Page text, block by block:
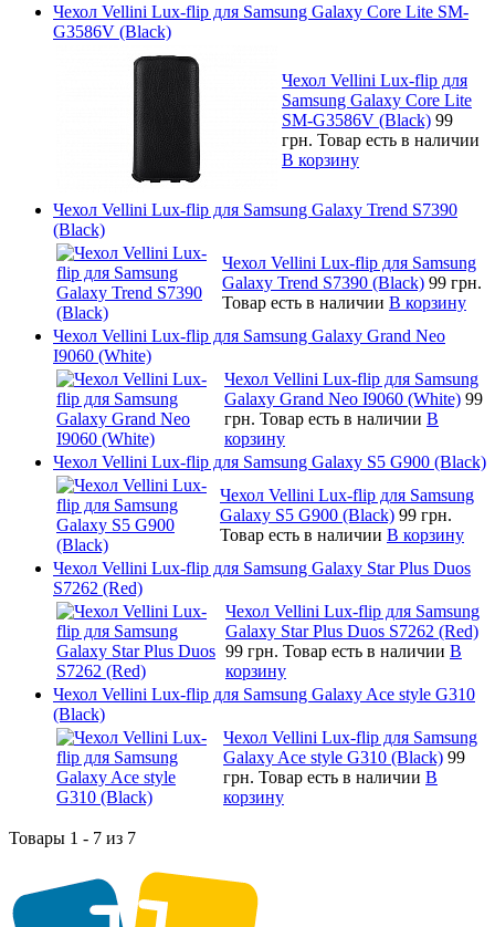
Чехол Vellini Lux-flip для Samsung Galaxy Core Lite SM-
G3586V (Black)
Чехол Vellini Lux-flip для
Samsung Galaxy Core Lite
SM-G3586V (Black) 99
грн. Товар есть в наличии
В корзину
Чехол Vellini Lux-flip для Samsung Galaxy Trend S7390
(Black)
Чехол Vellini Lux-flip для Samsung
Galaxy Trend S7390 (Black) 99 грн.
Товар есть в наличии В корзину
Чехол Vellini Lux-flip для Samsung Galaxy Grand Neo
I9060 (White)
Чехол Vellini Lux-flip для Samsung
Galaxy Grand Neo I9060 (White) 99
грн. Товар есть в наличии В
корзину
Чехол Vellini Lux-flip для Samsung Galaxy S5 G900 (Black)
Чехол Vellini Lux-flip для Samsung
Galaxy S5 G900 (Black) 99 грн.
Товар есть в наличии В корзину
Чехол Vellini Lux-flip для Samsung Galaxy Star Plus Duos
S7262 (Red)
Чехол Vellini Lux-flip для Samsung
Galaxy Star Plus Duos S7262 (Red)
99 грн. Товар есть в наличии В
корзину
Чехол Vellini Lux-flip для Samsung Galaxy Ace style G310
(Black)
Чехол Vellini Lux-flip для Samsung
Galaxy Ace style G310 (Black) 99
грн. Товар есть в наличии В
корзину
Товары 1 - 7 из 7